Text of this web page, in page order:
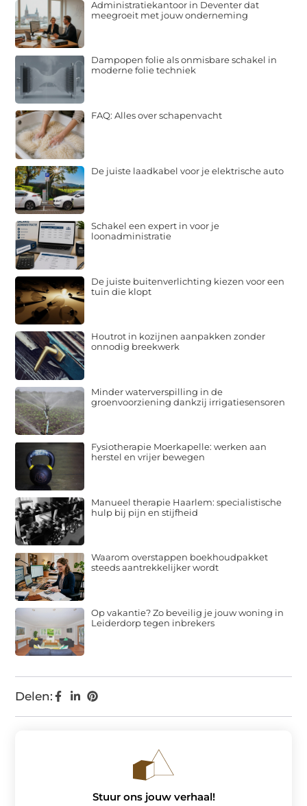
Delen:
Administratiekantoor in Deventer dat
meegroeit met jouw onderneming
Dampopen folie als onmisbare schakel in
moderne folie techniek
FAQ: Alles over schapenvacht
De juiste laadkabel voor je elektrische auto
Schakel een expert in voor je
loonadministratie
De juiste buitenverlichting kiezen voor een
tuin die klopt
Houtrot in kozijnen aanpakken zonder
onnodig breekwerk
Minder waterverspilling in de
groenvoorziening dankzij irrigatiesensoren
Fysiotherapie Moerkapelle: werken aan
herstel en vrijer bewegen
Manueel therapie Haarlem: specialistische
hulp bij pijn en stijfheid
Waarom overstappen boekhoudpakket
steeds aantrekkelijker wordt
Op vakantie? Zo beveilig je jouw woning in
Leiderdorp tegen inbrekers
Stuur ons jouw verhaal!